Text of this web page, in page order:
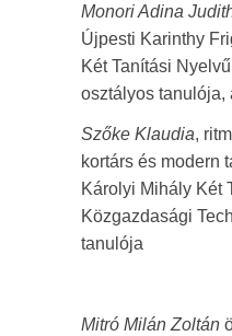
Monori Adina
Újpesti Karinthy
Két Tanítási
osztályos tanulója,
Szőke Klaudia,
kortárs és modern
Károlyi Mihály Két
Közgazdasági
tanulója
Mitró Milán Zoltán